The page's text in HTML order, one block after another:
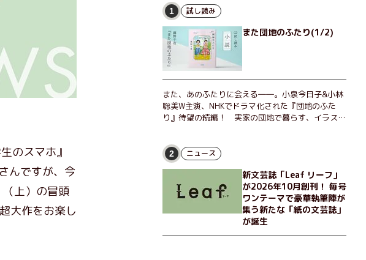
のスマホ』
んですが、今
上）の冒頭
大作をお楽し
1 試し読み
また団地のふたり(1/2)
また、あのふたりに会える――。小泉今日子&小林
聡美W主演、NHKでドラマ化された『団地のふた
り』待望の続編！ 実家の団地で暮らす、イラスト
ょっとした贅沢を楽しんだり、近所のおばちゃんの
恋バナを聞いてあげたり、部屋でふたりだけの「台
湾映画祭」を催したり。50代独身、幼なじみの変
わらぬ友情とささやかな幸せの日々を描く。
2 ニュース
新文芸誌「Leaf リーフ」
が2026年10月創刊！ 毎号
ワンテーマで豪華執筆陣が
集う新たな「紙の文芸誌」
が誕生